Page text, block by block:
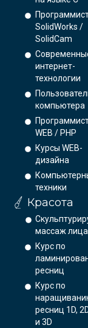
SolidWorks /
SolidCam
интернет-
технологии
компьютера
WEB / PHP
Курсы WEB-
дизайна
техники
Красота
массаж лица
Курс по
ресниц
Курс по
ресниц 1D,
и 3D